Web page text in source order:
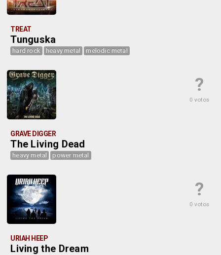
TREAT
Tunguska
hard rock heavy metal melodic metal
?
0 votos
GRAVE DIGGER
The Living Dead
heavy metal power metal
?
0 votos
URIAH HEEP
Living the Dream